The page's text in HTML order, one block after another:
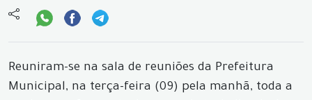
Reuniram-se na sala de reuniões da Prefeitura
Municipal, na terça-feira (09) pela manhã, toda a